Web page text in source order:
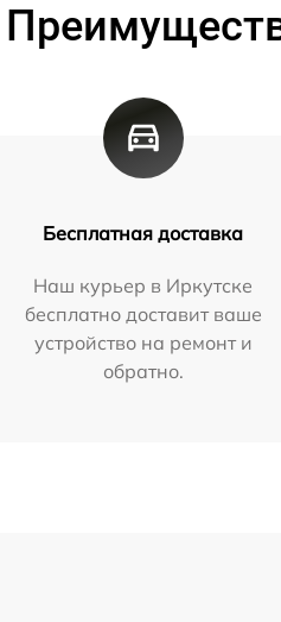
Бесплатная доставка
Наш курьер в Иркутске
бесплатно доставит ваше
устройство на ремонт и
обратно.